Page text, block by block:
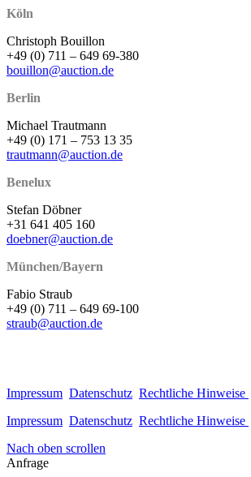
Köln
Christoph Bouillon
+49 (0) 711 – 649 69-380
bouillon@auction.de
Berlin
Michael Trautmann
+49 (0) 171 – 753 13 35
trautmann@auction.de
Benelux
Stefan Döbner
+31 641 405 160
doebner@auction.de
München/Bayern
Fabio Straub
+49 (0) 711 – 649 69-100
straub@auction.de
Impressum Datenschutz Rechtliche Hinweise
Impressum Datenschutz Rechtliche Hinweise
Nach oben scrollen
Anfrage